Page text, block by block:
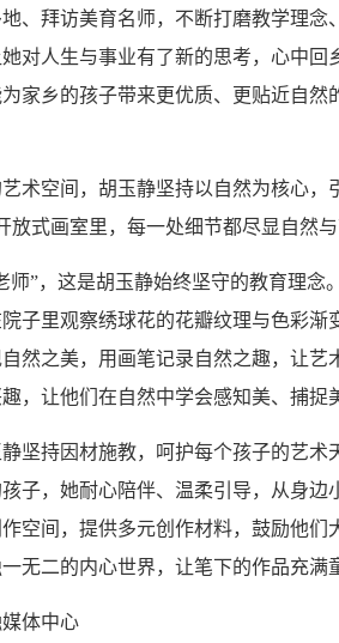
、拜访美育名师，不断打磨教学理
对人生与事业有了新的思考，心中
家乡的孩子带来更优质、更贴近自
术空间，胡玉静坚持以自然为核心
放式画室里，每一处细节都尽显自然
师”，这是胡玉静始终坚守的教育理
子里观察绣球花的花瓣纹理与色彩
然之美，用画笔记录自然之趣，让
，让他们在自然中学会感知美、捕捉
坚持因材施教，呵护每个孩子的艺
子，她耐心陪伴、温柔引导，从身
空间，提供多元创作材料，鼓励他
无二的内心世界，让笔下的作品充满
体中心